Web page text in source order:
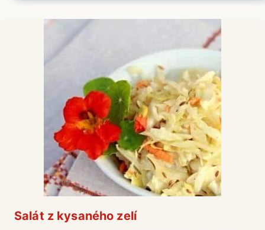
Salát z kysaného zelí